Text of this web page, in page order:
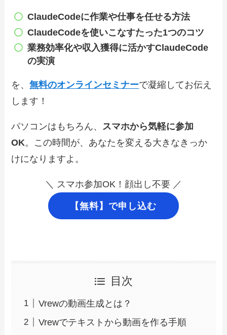
ClaudeCodeに作業や仕事を任せる方法
ClaudeCodeを使いこなすたった1つのコツ
業務効率化や収入獲得に活かすClaudeCode
の実演
を、無料のオンラインセミナーで凝縮してお伝え
します！
パソコンはもちろん、 スマホから気軽に参加
OK。この時間が、あなたを変える大きなきっか
けになりますよ。
＼ スマホ参加OK！顔出し不要 ／
【無料】で申し込む
目次
Vrewの動画生成とは？
Vrewでテキストから動画を作る手順